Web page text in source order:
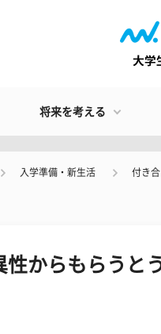
将来を考える
入学準備・新生活 付き
性からもらうと